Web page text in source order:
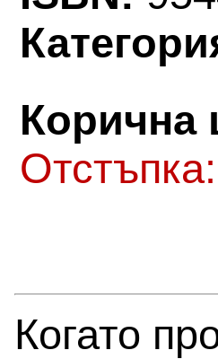
Корична
Oтстъпка:
Когато